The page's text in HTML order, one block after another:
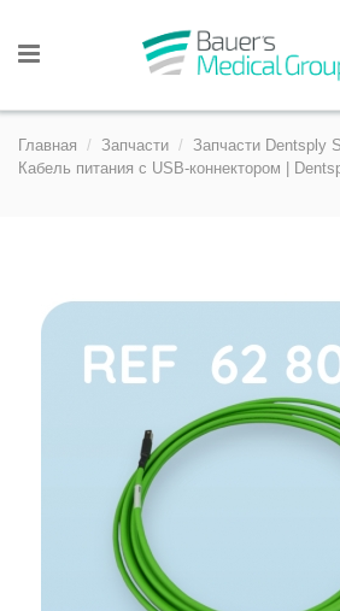
Главная Запчасти Запчасти Dentsply
Кабель питания с USB-коннектором |